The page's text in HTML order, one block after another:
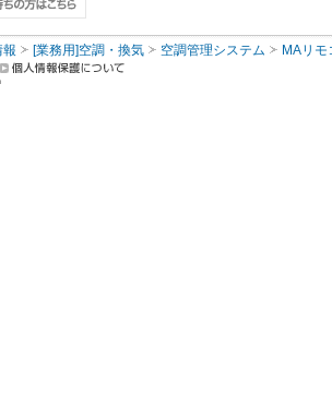
報 [業務用]空調・換気 空調管理システム MAリモ